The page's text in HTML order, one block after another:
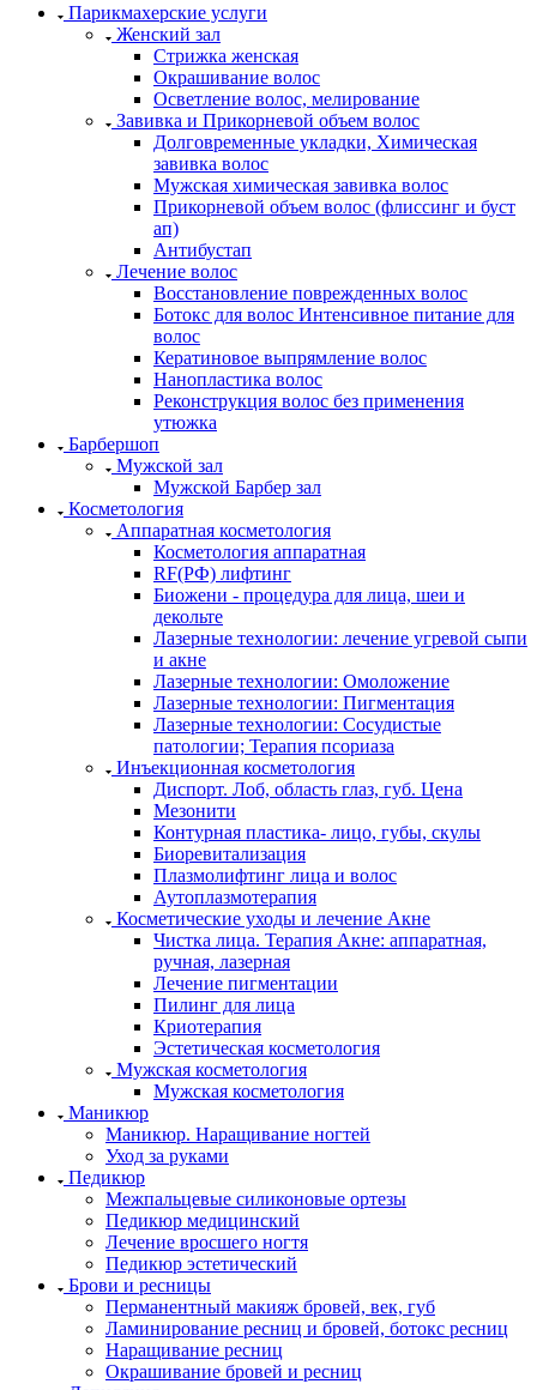
Парикмахерские услуги
Женский зал
Стрижка женская
Окрашивание волос
Осветление волос, мелирование
Завивка и Прикорневой объем волос
Долговременные укладки, Химическая
завивка волос
Мужская химическая завивка волос
Прикорневой объем волос (флиссинг и буст
ап)
Антибустап
Лечение волос
Восстановление поврежденных волос
Бoтокс для волос Интенсивное питание для
волос
Кератиновое выпрямление волос
Нанопластика волос
Реконструкция волос без применения
утюжка
Барбершоп
Мужской зал
Мужской Барбер зал
Косметология
Аппаратная косметология
Косметология аппаратная
RF(РФ) лифтинг
Биожени - процедура для лица, шеи и
декольте
Лазерные технологии: лечение угревой сыпи
и акне
Лазерные технологии: Омоложение
Лазерные технологии: Пигментация
Лазерные технологии: Сосудистые
патологии; Терапия псориаза
Инъекционная косметология
Диспорт. Лоб, область глаз, губ. Цена
Мезонити
Контурная пластика- лицо, губы, скулы
Биоревитализация
Плазмолифтинг лица и волос
Аутоплазмотерапия
Косметические уходы и лечение Акне
Чистка лица. Терапия Акне: аппаратная,
ручная, лазерная
Лечение пигментации
Пилинг для лица
Криотерапия
Эстетическая косметология
Мужская косметология
Мужская косметология
Маникюр
Маникюр. Наращивание ногтей
Уход за руками
Педикюр
Межпальцевые силиконовые ортезы
Педикюр медицинский
Лечение вросшего ногтя
Педикюр эстетический
Брови и ресницы
Перманентный макияж бровей, век, губ
Ламинирование ресниц и бровей, бoтoкс ресниц
Наращивание ресниц
Окрашивание бровей и ресниц